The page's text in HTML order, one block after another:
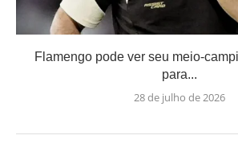
Flamengo pode ver seu meio-
para...
28 de julho de 2026